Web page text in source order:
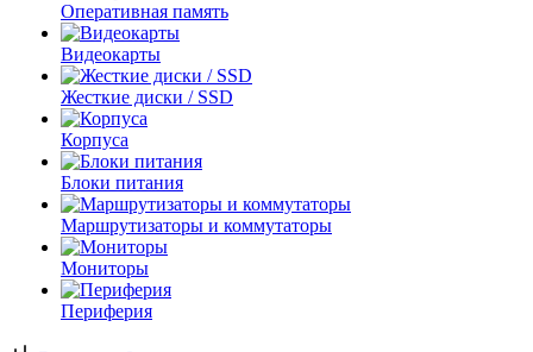
Оперативная память
Видеокарты
Жесткие диски / SSD
Корпуса
Блоки питания
Маршрутизаторы и коммутаторы
Мониторы
Периферия